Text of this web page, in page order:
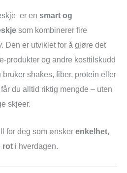
er en smart og
som kombinerer fire
Den er utviklet for å gjøre det
produkter og andre kosttilskudd
shakes, fiber, protein eller
du alltid riktig mengde – uten
skjeer.
for deg som ønsker enkelhet,
rot i hverdagen.